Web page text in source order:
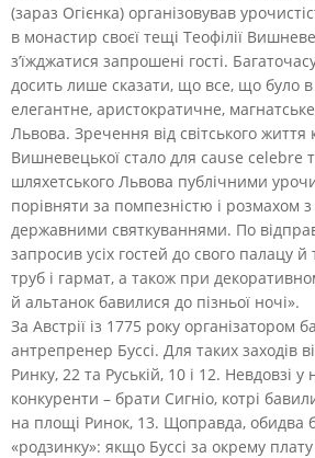
(зараз Огієнка) організовував
в монастир своєї тещі Теофілії
з’їжджатися запрошені гості.
досить лише сказати, що все, що було
елегантне, аристократичне,
Львова. Зречення від світського життя
Вишневецької стало для cause celebre
шляхетського Львова публічними
порівняти за помпезністю і розмахом
державними святкуваннями. По
запросив усіх гостей до свого палацу
труб і гармат, а також при
й альтанок бавилися до пізньої ночі».
За Австрії із 1775 року організатором
антрепренер Буссі. Для таких заходів
Ринку, 22 та Руській, 10 і 12. Невдовзі у
конкуренти – брати Сигніо, котрі
на площі Ринок, 13. Щоправда, обидва
«родзинку»: якщо Буссі за окрему